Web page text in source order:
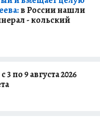
в России нашли
- кольский
по 9 августа 2026